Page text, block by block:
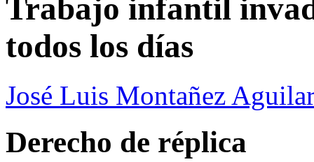
Trabajo infantil
todos los días
José Luis Montañez Aguilar
Derecho de réplica